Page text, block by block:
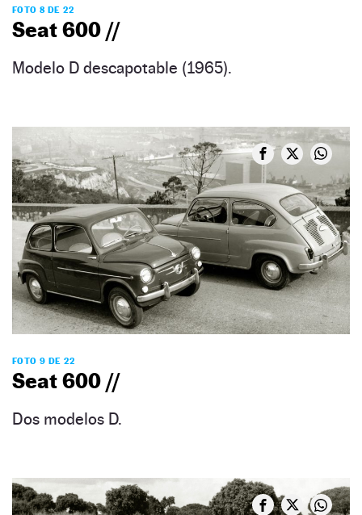
FOTO 8 DE 22
Seat 600 //
Modelo D descapotable (1965).
FOTO 9 DE 22
Seat 600 //
Dos modelos D.